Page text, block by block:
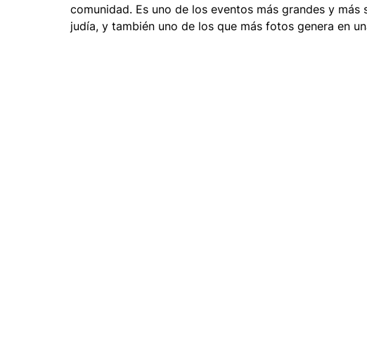
comunidad. Es uno de los eventos más grandes y
judía, y también uno de los que más fotos genera en